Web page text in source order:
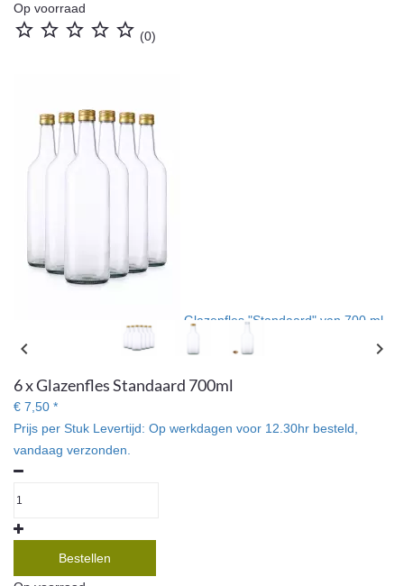
Op voorraad
     (0)
Glazenfles "Standaard" van 700 ml
met schroefmond van 28mm. Perfect voor het bewaren van
chevron_left chevron_right
6 x Glazenfles Standaard 700ml
€ 7,50 *
Prijs per Stuk Levertijd: Op werkdagen voor 12.30hr besteld,
vandaag verzonden.
Bestellen